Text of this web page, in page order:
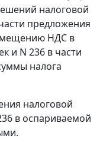
налоговой
предложения
НДС в
и N 236 в части
налога
налоговой
в оспариваемой